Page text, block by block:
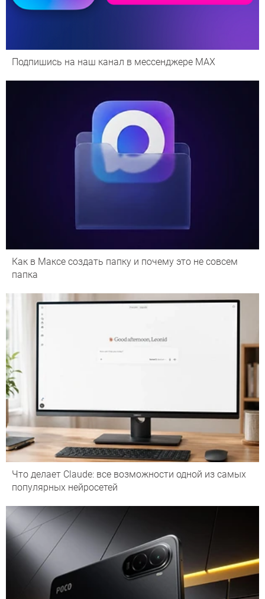
Подпишись на наш канал в мессенджере МАХ
Как в Максе создать папку и почему это не совсем
папка
Что делает Сlaude: все возможности одной из самых
популярных нейросетей